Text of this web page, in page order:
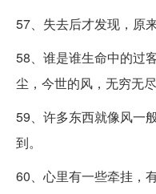
57、失去后才发现，原
58、谁是谁生命中的过
尘，今世的风，无穷无尽
59、许多东西就像风一
到。
60、心里有一些牵挂，